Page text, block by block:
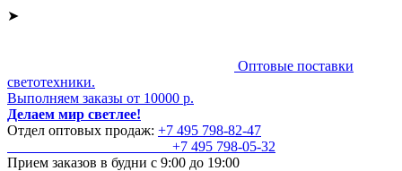
➤
Оптовые поставки
светотехники.
Выполняем заказы от 10000 р.
Делаем мир светлее!
Отдел оптовых продаж: +7 495 798-82-47
+7 495 798-05-32
Прием заказов в будни с 9:00 до 19:00